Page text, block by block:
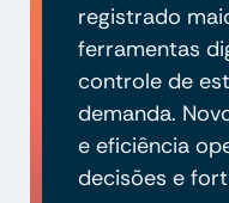
registrado
ferramentas
controle de
demanda.
e eficiência
decisões e